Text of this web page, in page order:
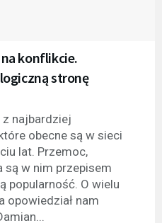
konflikcie.
stronę
najbardziej
obecne są w sieci
lat. Przemoc,
są w nim przepisem
popularność. O wielu
opowiedział nam